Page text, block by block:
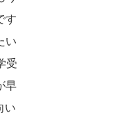
す
い
受
早
い